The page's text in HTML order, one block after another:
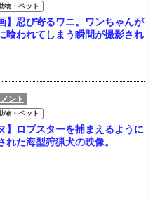
物・ペット
】忍び寄るワニ。ワンちゃんが
喰われてしまう瞬間が撮影され
メント
物・ペット
】ロブスターを捕まえるように
れた海型狩猟犬の映像。